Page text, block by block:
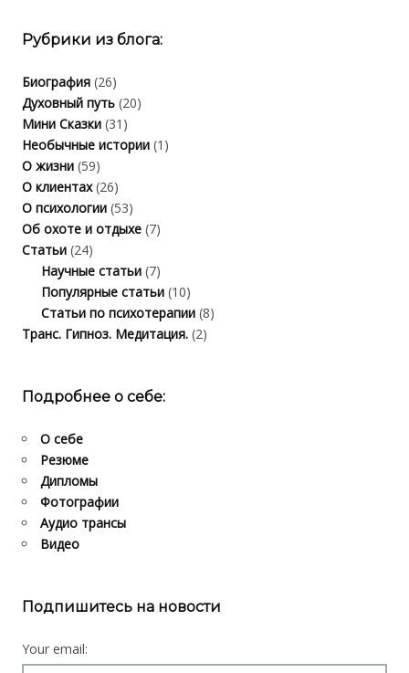
Рубрики из блога:
Биография (26)
Духовный путь (20)
Мини Сказки (31)
Необычные истории (1)
О жизни (59)
О клиентах(26)
О психологии (53)
Об охоте и отдыхе (7)
Статьи (24)
Научные статьи (7)
Популярные статьи (10)
Статьи по психотерапии (8)
Транс. Гипноз. Медитация. (2)
Подробнее о себе:
О себе
Резюме
Дипломы
Фотографии
Аудио трансы
Видео
Подпишитесь на новости
Your email: